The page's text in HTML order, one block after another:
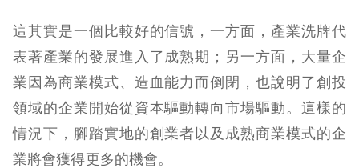
這其實是一個比較好的信號，一方面，產業洗牌代
表著產業的發展進入了成熟期；另一方面，大量企
業因為商業模式、造血能力而倒閉，也說明了創投
領域的企業開始從資本驅動轉向市場驅動。這樣的
情況下，腳踏實地的創業者以及成熟商業模式的企
業將會獲得更多的機會。